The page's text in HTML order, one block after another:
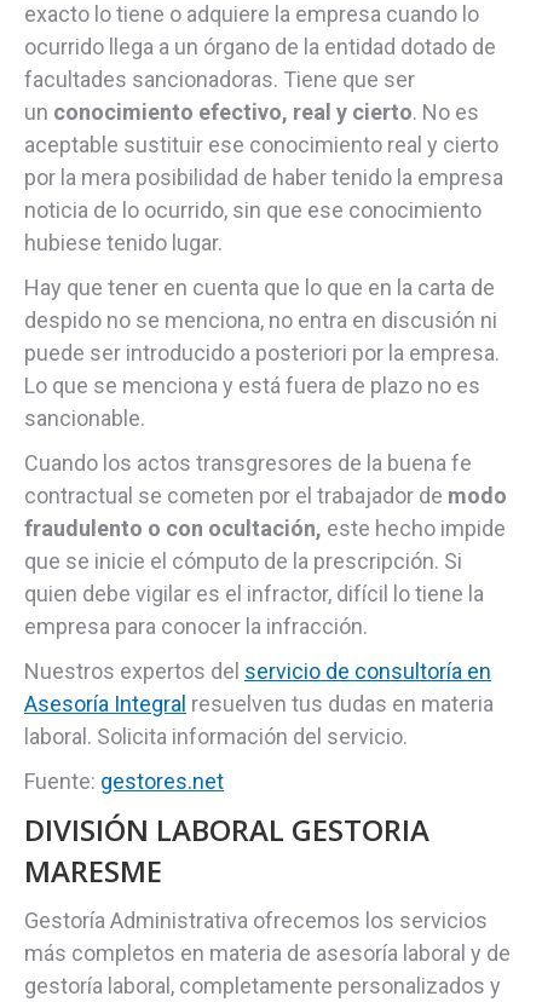
exacto lo tiene o adquiere la empresa cuando lo
ocurrido llega a un órgano de la entidad dotado de
facultades sancionadoras. Tiene que ser
un conocimiento efectivo, real y cierto. No es
aceptable sustituir ese conocimiento real y cierto
por la mera posibilidad de haber tenido la empresa
noticia de lo ocurrido, sin que ese conocimiento
hubiese tenido lugar.
Hay que tener en cuenta que lo que en la carta de
despido no se menciona, no entra en discusión ni
puede ser introducido a posteriori por la empresa.
Lo que se menciona y está fuera de plazo no es
sancionable.
Cuando los actos transgresores de la buena fe
contractual se cometen por el trabajador de modo
fraudulento o con ocultación, este hecho impide
que se inicie el cómputo de la prescripción. Si
quien debe vigilar es el infractor, difícil lo tiene la
empresa para conocer la infracción.
Nuestros expertos del servicio de consultoría en
Asesoría Integral resuelven tus dudas en materia
laboral. Solicita información del servicio.
Fuente: gestores.net
DIVISIÓN LABORAL GESTORIA
MARESME
Gestoría Administrativa ofrecemos los servicios
más completos en materia de asesoría laboral y de
gestoría laboral, completamente personalizados y